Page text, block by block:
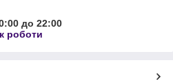
до 22:00
роботи